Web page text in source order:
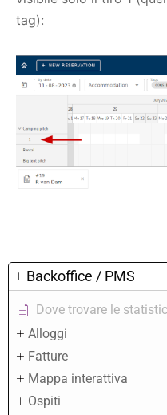
Backoffice / PMS
Dove trovare le
Alloggi
Fatture
Mappa interattiva
Ospiti
tag):